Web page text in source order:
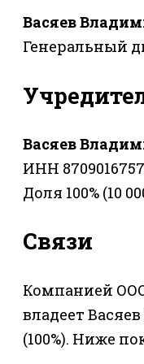
Васяев
Генеральный
Васяев
ИНН
Доля 100% (10
Связи
Компанией
владеет
(100%). Ниже